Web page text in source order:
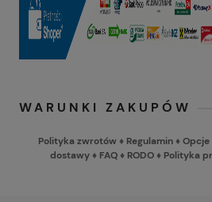
WARUNKI ZAKUPÓW
Polityka zwrotów ♦ Regulamin♦Opcje
dostawy♦ FAQ♦ RODO♦ Polityka